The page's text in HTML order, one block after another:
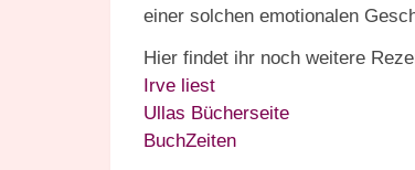
einer solchen emotionalen
Hier findet ihr noch weitere
Irve liest
Ullas Bücherseite
BuchZeiten